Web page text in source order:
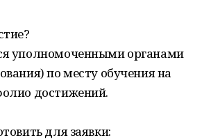
уполномоченными органами
по месту обучения на
достижений.
для заявки: